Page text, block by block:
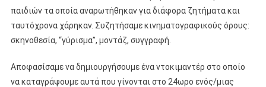
παιδιών τα οποία αναρωτήθηκαν για διάφορα ζητήματα και
ταυτόχρονα χάρηκαν. Συζητήσαμε κινηματογραφικούς όρους:
σκηνοθεσία, “γύρισμα”, μοντάζ, συγγραφή.
Αποφασίσαμε να δημιουργήσουμε ένα ντοκιμαντέρ στο οποίο
να καταγράψουμε αυτά που γίνονται στο 24ωρο ενός/μιας